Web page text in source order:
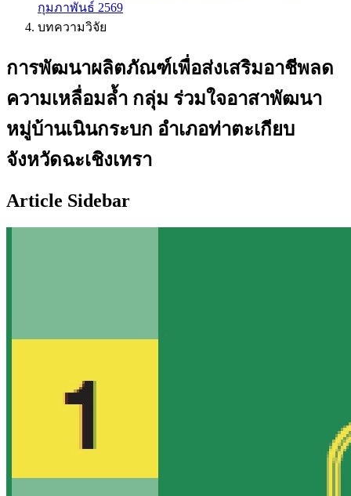
กุมภาพันธ์ 2569
บทความวิจัย
การพัฒนาผลิตภัณฑ์เพื่อส่งเสริมอาชีพลด
ความเหลื่อมล้ำ กลุ่ม ร่วมใจอาสาพัฒนา
หมู่บ้านเนินกระบก อำเภอท่าตะเกียบ
จังหวัดฉะเชิงเทรา
Article Sidebar